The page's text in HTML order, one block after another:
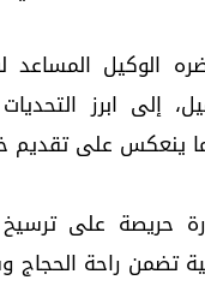
الوكيل المساعد
إلى ابرز
ينعكس على تقديم
حريصة على
تضمن راحة الحجاج